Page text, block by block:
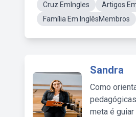
Cruz EmIngles
Artigos
Família Em InglêsMembros
Sandra
Como
meta é